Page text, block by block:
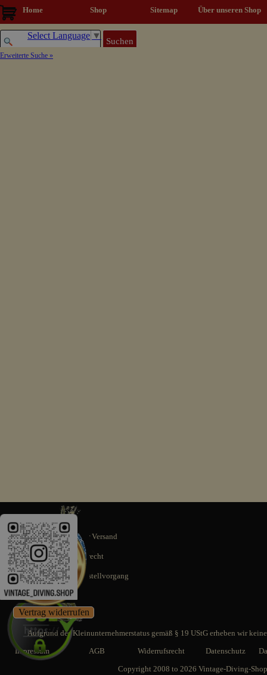
Direkt zum Seiteninhalt
Home Shop ▼
Sitemap Über unseren Shop
Select Language ▼
Suchen
Erweiterte Suche »
Schnellstmöglicher Versand
14 Tage Rückgaberecht
SSL gesicherter Bestellvorgang
Vertrag widerrufen
Aufgrund des Kleinunternehmerstatus gemäß § 19 UStG erheben wir
Impressum AGB Widerrufsrecht Datenschutz
Copyright 2008 to 2026 Vintage-Diving-